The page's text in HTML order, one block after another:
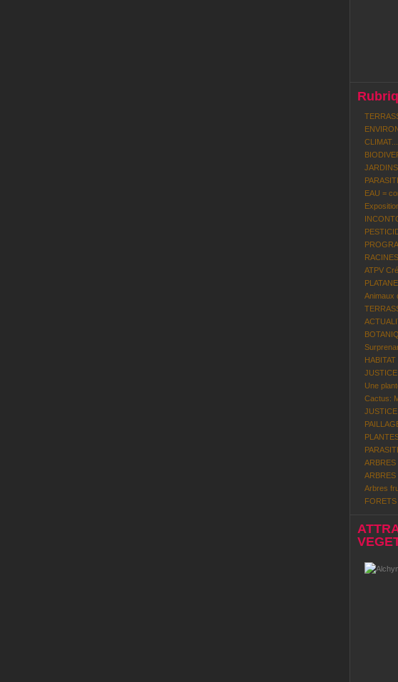
CLIMAT...
EAU =
ATPV
Animaux
HABITAT
Une
Cactus:
ARBRES
ARBRES
Arbres
FORETS